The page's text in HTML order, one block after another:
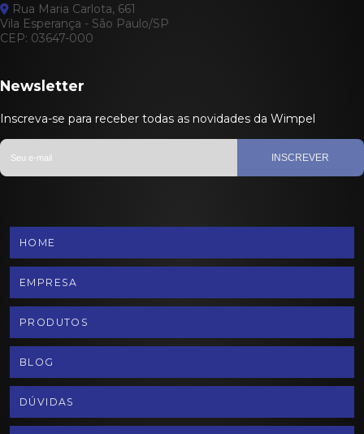
Rua Maria Carlota, 661
Vila Esperança - São Paulo/SP
CEP: 03647-000
Newsletter
Inscreva-se para receber todas as novidades da Wimpel
INSCREVER
HOME
EMPRESA
PRODUTOS
BLOG
DÚVIDAS